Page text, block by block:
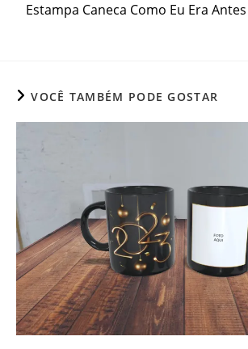
Estampa Caneca Como Eu Era
VOCÊ TAMBÉM PODE GOSTAR